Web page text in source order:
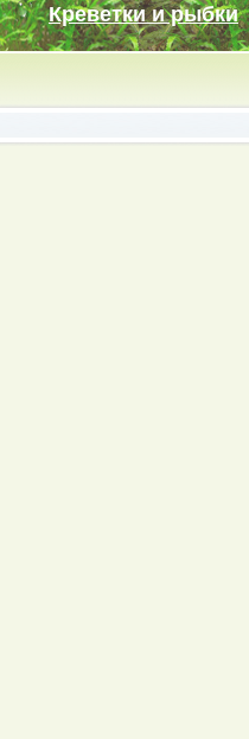
Креветки и рыбки